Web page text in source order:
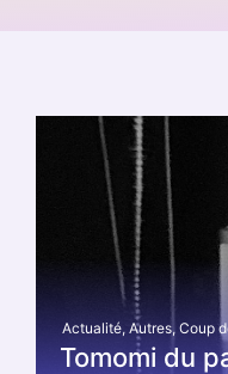
Actualité, Autres, Coup
Tomomi du